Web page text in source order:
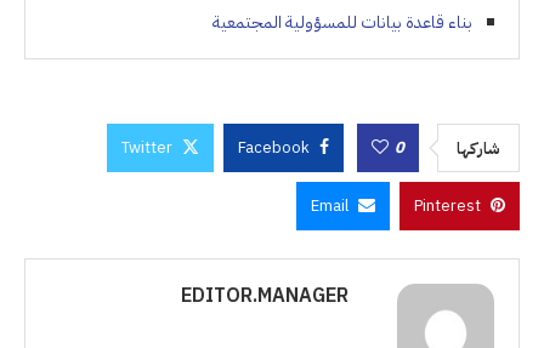
بناء قاعدة بيانات للمسؤولية المجتمعية
شاركها 0
Facebook
Twitter
Pinterest
Email
EDITOR.MANAGER